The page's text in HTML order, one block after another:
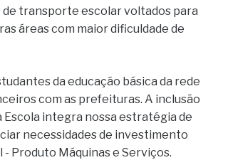
de transporte escolar voltados para
áreas com maior dificuldade de
da educação básica da rede
com as prefeituras. A inclusão
integra nossa estratégia de
necessidades de investimento
Produto Máquinas e Serviços.